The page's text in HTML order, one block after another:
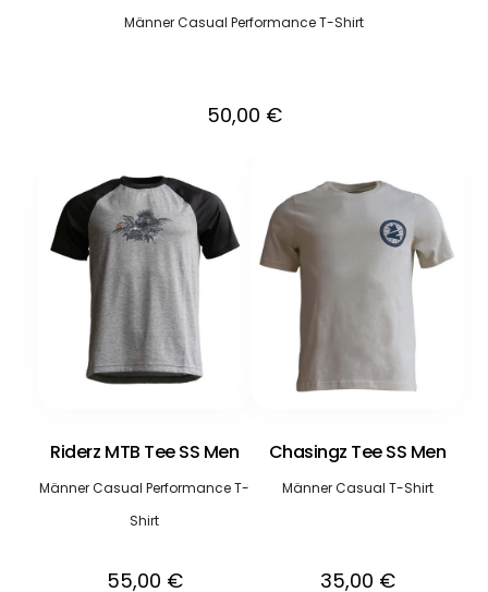
Männer Casual Performance T-Shirt
50,00 €
Riderz MTB Tee SS Men
Männer Casual Performance T-
Shirt
55,00 €
Chasingz Tee SS Men
Männer Casual T-Shirt
35,00 €